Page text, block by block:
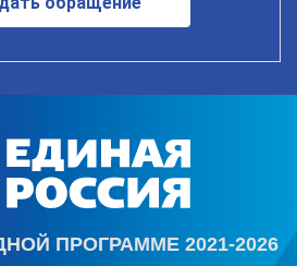
ПРОГРАММЕ 2021-2026